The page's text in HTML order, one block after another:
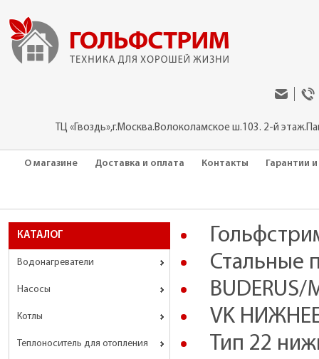
ТЦ «Гвоздь»,г.Москва.Волоколамское ш.103. 2-й
О магазине Доставка и оплата Контакты Гарантии
КАТАЛОГ
Водонагреватели
Насосы
Котлы
Теплоноситель для отопления
Стальные
BUDERUS/
VK
Тип 22